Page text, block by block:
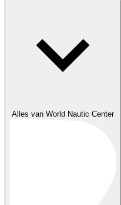
Alles van World Nautic Center